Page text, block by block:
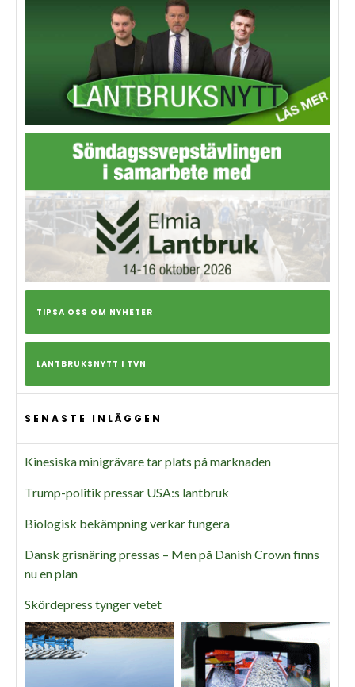
TIPSA OSS OM NYHETER
LANTBRUKSNYTT I TVN
SENASTE INLÄGGEN
Kinesiska minigrävare tar plats på marknaden
Trump-politik pressar USA:s lantbruk
Biologisk bekämpning verkar fungera
Dansk grisnäring pressas – Men på Danish Crown finns
nu en plan
Skördepress tynger vetet